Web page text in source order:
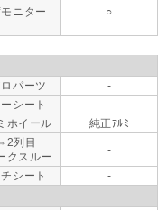
ニター ○
パーツ
-
シート
-
ホイール 純正ｱﾙﾐ
列目
クスルー
-
シート -